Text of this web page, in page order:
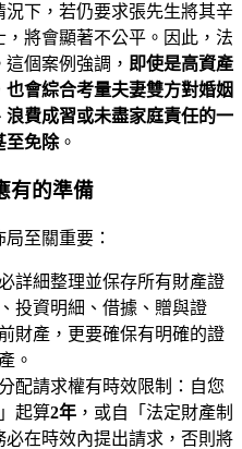
下，若仍要求張先生將其辛
將會顯著不公平。因此，法
這個案例強調， 即使是高資產
會綜合考量夫妻雙方對婚姻
費成習或未盡家庭責任的一
至免除。
有的準備
至關重要：
必詳細整理並保存所有財產證
投資明細、借據、贈與證
財產，更要確保有明確的證
。
配請求權有時效限制：自您
起算2年 ，或自「法定財產制
必在時效內提出請求，否則將